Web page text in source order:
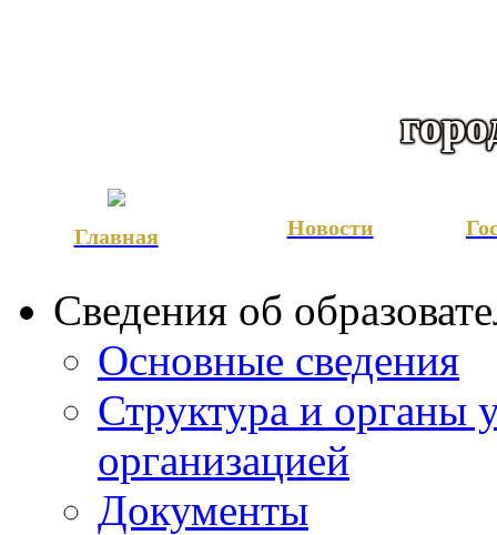
Главная Новости
Сведения об
Основные сведения
Структура и органы
организацией
Документы